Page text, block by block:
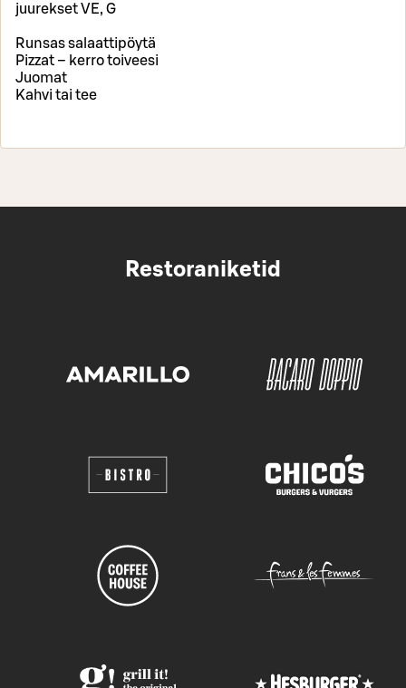
juurekset VE, G
Runsas salaattipöytä
Pizzat – kerro toiveesi
Juomat
Kahvi tai tee
Restoraniketid